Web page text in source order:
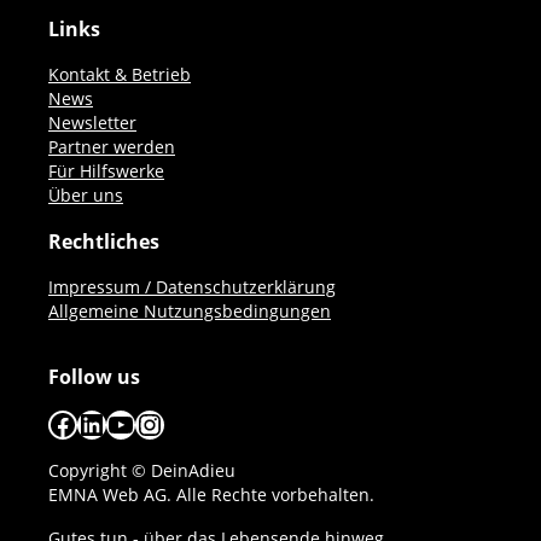
Links
Kontakt & Betrieb
News
Newsletter
Partner werden
Für Hilfswerke
Über uns
Rechtliches
Impressum / Datenschutzerklärung
Allgemeine Nutzungsbedingungen
Follow us
Facebook
LinkedIn
YouTube
Instagram
Copyright © DeinAdieu
EMNA Web AG. Alle Rechte vorbehalten.